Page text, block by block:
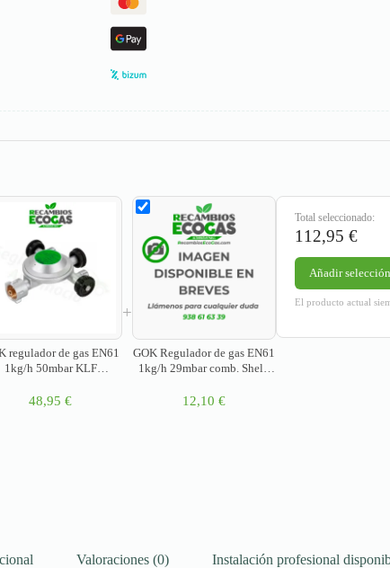
regulador de gas EN61
1kg/h 50mbar KLF
cono
48,95 €
+
GOK Regulador de gas EN61
1kg/h 29mbar comb. Shell-
12,10 €
Total seleccionado:
112,95 €
Añadir
El producto actual
Valoraciones (0) Instalación profesional